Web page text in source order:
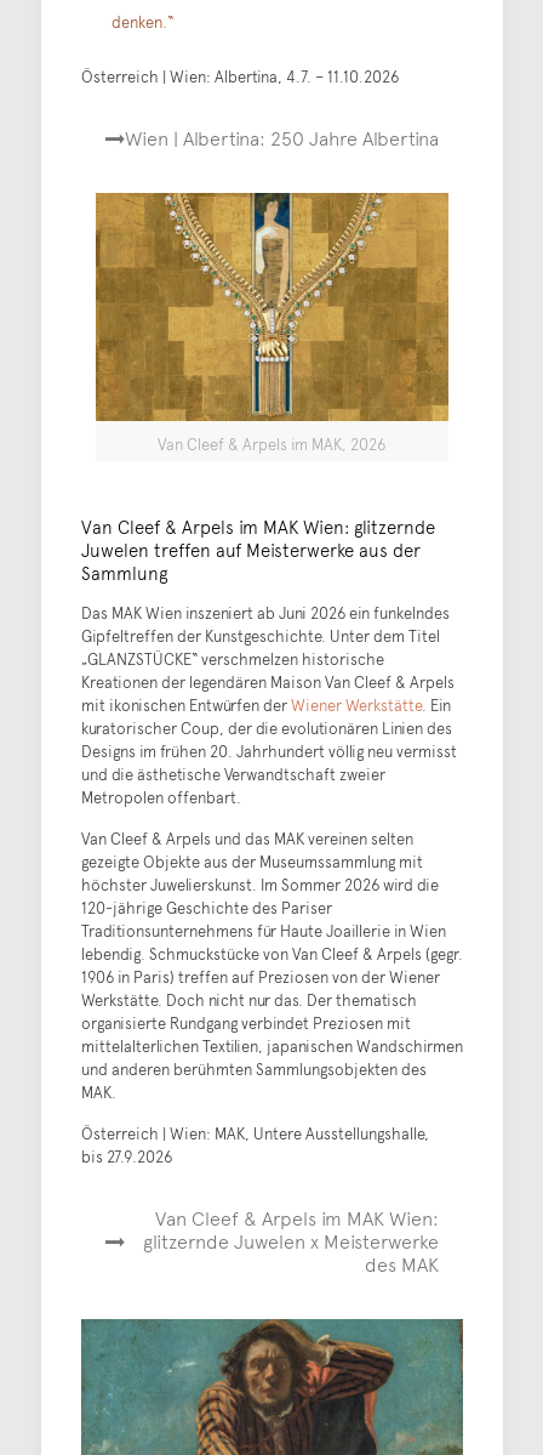
denken.“
Österreich | Wien: Albertina, 4.7. – 11.10.2026
Wien | Albertina: 250 Jahre Albertina
Van Cleef & Arpels im MAK, 2026
Van Cleef & Arpels im MAK Wien: glitzernde
Juwelen treffen auf Meisterwerke aus der
Sammlung
Das MAK Wien inszeniert ab Juni 2026 ein funkelndes
Gipfeltreffen der Kunstgeschichte. Unter dem Titel
„GLANZSTÜCKE“ verschmelzen historische
Kreationen der legendären Maison Van Cleef & Arpels
mit ikonischen Entwürfen derWiener Werkstätte. Ein
kuratorischer Coup, der die evolutionären Linien des
Designs im frühen 20. Jahrhundert völlig neu vermisst
und die ästhetische Verwandtschaft zweier
Metropolen offenbart.
Van Cleef & Arpels und das MAK vereinen selten
gezeigte Objekte aus der Museumssammlung mit
höchster Juwelierskunst. Im Sommer 2026 wird die
120-jährige Geschichte des Pariser
Traditionsunternehmens für Haute Joaillerie in Wien
lebendig. Schmuckstücke von Van Cleef & Arpels (gegr.
1906 in Paris) treffen auf Preziosen von der Wiener
Werkstätte. Doch nicht nur das. Der thematisch
organisierte Rundgang verbindet Preziosen mit
mittelalterlichen Textilien, japanischen Wandschirmen
und anderen berühmten Sammlungsobjekten des
MAK.
Österreich | Wien: MAK, Untere Ausstellungshalle,
bis 27.9.2026
Van Cleef & Arpels im MAK Wien:
glitzernde Juwelen x Meisterwerke
des MAK